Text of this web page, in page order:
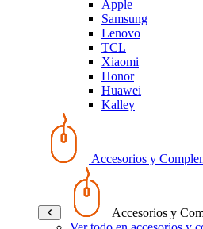
Apple
Samsung
Lenovo
TCL
Xiaomi
Honor
Huawei
Kalley
Accesorios y
Accesorios y